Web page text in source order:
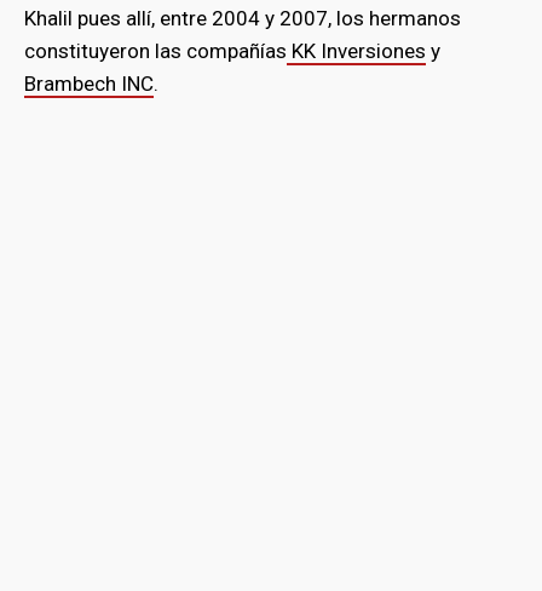
Khalil pues allí, entre 2004 y 2007, los hermanos
constituyeron las compañías KK Inversiones y
Brambech INC.